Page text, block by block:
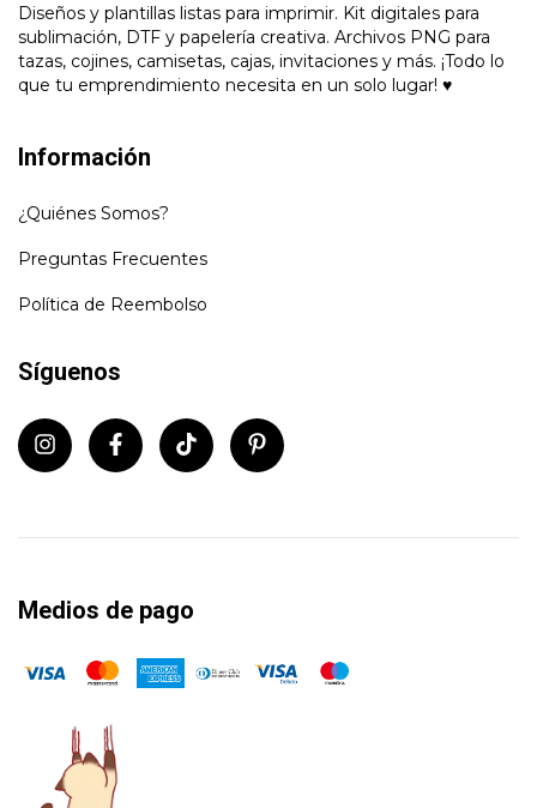
Diseños y plantillas listas para imprimir. Kit digitales para
sublimación, DTF y papelería creativa. Archivos PNG para
tazas, cojines, camisetas, cajas, invitaciones y más. ¡Todo lo
que tu emprendimiento necesita en un solo lugar! ♥
Información
¿Quiénes Somos?
Preguntas Frecuentes
Política de Reembolso
Síguenos
Medios de pago